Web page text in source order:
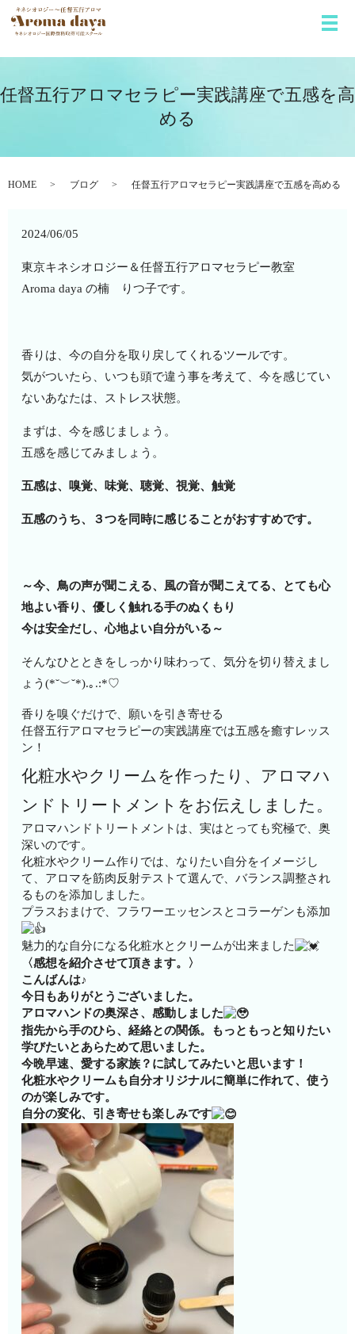
メ
任督五行アロマセラピー実践講座で五感を高
める
HOME ブログ 任督五行アロマセラピー実践講座で五感を高める
2024/06/05
東京キネシオロジー＆任督五行アロマセラピー教室
Aroma daya の楠 りつ子です。
香りは、今の自分を取り戻してくれるツールです。
気がついたら、いつも頭で違う事を考えて、今を感じてい
ないあなたは、ストレス状態。
まずは、今を感じましょう。
五感を感じてみましょう。
五感は、嗅覚、味覚、聴覚、視覚、触覚
五感のうち、３つを同時に感じることがおすすめです。
～今、鳥の声が聞こえる、風の音が聞こえてる、とても心
地よい香り、優しく触れる手のぬくもり
今は安全だし、心地よい自分がいる～
そんなひとときをしっかり味わって、気分を切り替えまし
ょう(*˘︶˘*).｡.:*♡
香りを嗅ぐだけで、願いを引き寄せる
任督五行アロマセラピーの実践講座では五感を癒すレッス
ン！
化粧水やクリームを作ったり、アロマハ
ンドトリートメントをお伝えしました。
アロマハンドトリートメントは、実はとっても究極で、奥
深いのです。
化粧水やクリーム作りでは、なりたい自分をイメージし
て、アロマを筋肉反射テストて選んで、バランス調整され
るものを添加しました。
プラスおまけで、フラワーエッセンスとコラーゲンも添加
魅力的な自分になる化粧水とクリームが出来ました
〈感想を紹介させて頂きます。〉
こんばんは♪
今日もありがとうございました。
アロマハンドの奥深さ、感動しました
指先から手のひら、経絡との関係。もっともっと知りたい
学びたいとあらためて思いました。
今晩早速、愛する家族？に試してみたいと思います！
化粧水やクリームも自分オリジナルに簡単に作れて、使う
のが楽しみです。
自分の変化、引き寄せも楽しみです